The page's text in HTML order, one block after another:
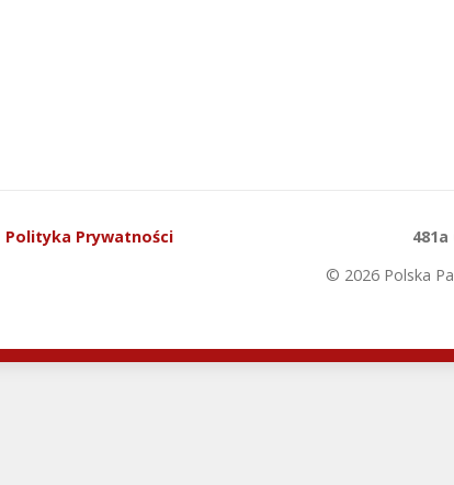
Polityka Prywatności
© 2026 Polska